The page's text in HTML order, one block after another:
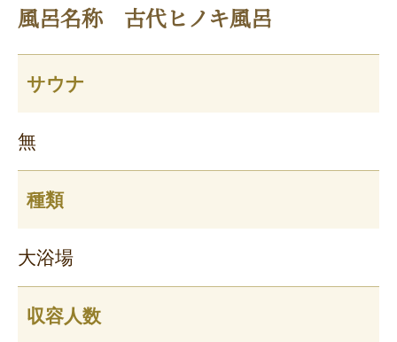
風呂名称 古代ヒノキ風呂
サウナ
無
種類
大浴場
収容人数